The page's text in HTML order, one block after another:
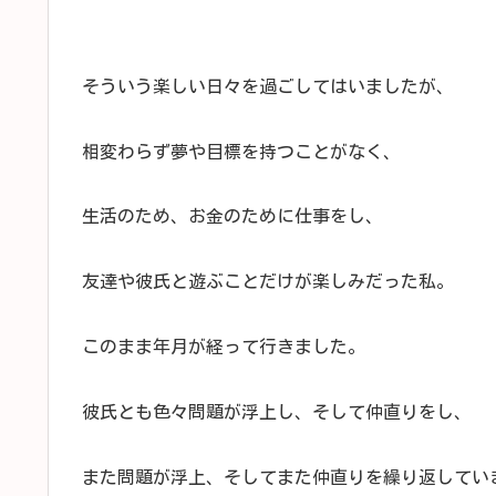
そういう楽しい日々を過ごしてはいましたが、
相変わらず夢や目標を持つことがなく、
生活のため、お金のために仕事をし、
友達や彼氏と遊ぶことだけが楽しみだった私。
このまま年月が経って行きました。
彼氏とも色々問題が浮上し、そして仲直りをし、
また問題が浮上、そしてまた仲直りを繰り返してい